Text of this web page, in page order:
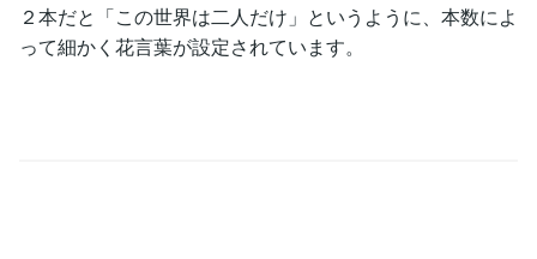
２本だと「この世界は二人だけ」というように、本数によ
って細かく花言葉が設定されています。